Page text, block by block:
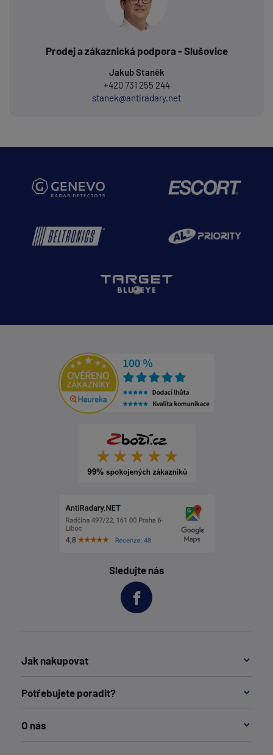
Prodej a zákaznická podpora - Slušovice
Jakub Staněk
+420 731 255 244
stanek@antiradary.net
Sledujte nás
Jak nakupovat
Potřebujete poradit?
O nás